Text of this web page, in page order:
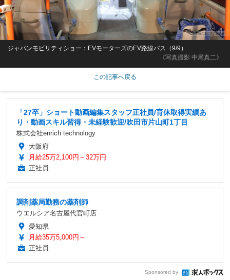
《写真撮影 中尾真二》
ジャパンモビリティショー：EVモーターズのEV路線バス（9/9）
この記事へ戻る
「27卒」ショート動画編集スタッフ正社員/育休取得実績あ
り・動画スキル習得・未経験歓迎/吹田市片山町1丁目
株式会社enrich technology
大阪府
月給25万2,100円～32万円
正社員
調剤薬局勤務の薬剤師
ウエルシア名古屋代官町店
愛知県
月給35万5,000円～
正社員
Sponsored by